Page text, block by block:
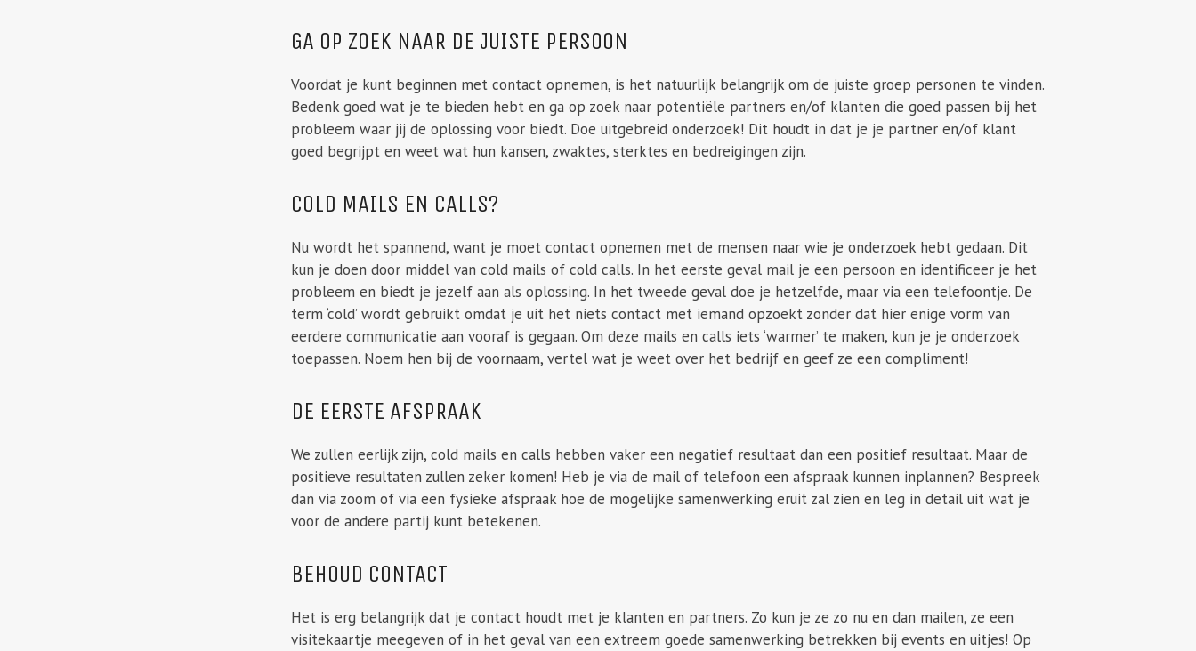
GA OP ZOEK NAAR DE JUISTE PERSOON
Voordat je kunt beginnen met contact opnemen, is het natuurlijk belangrijk om de juiste groep personen te vinden.
Bedenk goed wat je te bieden hebt en ga op zoek naar potentiële partners en/of klanten die goed passen bij het
probleem waar jij de oplossing voor biedt. Doe uitgebreid onderzoek! Dit houdt in dat je je partner en/of klant
goed begrijpt en weet wat hun kansen, zwaktes, sterktes en bedreigingen zijn.
COLD MAILS EN CALLS?
Nu wordt het spannend, want je moet contact opnemen met de mensen naar wie je onderzoek hebt gedaan. Dit
kun je doen door middel van cold mails of cold calls. In het eerste geval mail je een persoon en identificeer je het
probleem en biedt je jezelf aan als oplossing. In het tweede geval doe je hetzelfde, maar via een telefoontje. De
term ‘cold’ wordt gebruikt omdat je uit het niets contact met iemand opzoekt zonder dat hier enige vorm van
eerdere communicatie aan vooraf is gegaan. Om deze mails en calls iets ‘warmer’ te maken, kun je je onderzoek
toepassen. Noem hen bij de voornaam, vertel wat je weet over het bedrijf en geef ze een compliment!
DE EERSTE AFSPRAAK
We zullen eerlijk zijn, cold mails en calls hebben vaker een negatief resultaat dan een positief resultaat. Maar de
positieve resultaten zullen zeker komen! Heb je via de mail of telefoon een afspraak kunnen inplannen? Bespreek
dan via zoom of via een fysieke afspraak hoe de mogelijke samenwerking eruit zal zien en leg in detail uit wat je
voor de andere partij kunt betekenen.
BEHOUD CONTACT
Het is erg belangrijk dat je contact houdt met je klanten en partners. Zo kun je ze zo nu en dan mailen, ze een
visitekaartje meegeven of in het geval van een extreem goede samenwerking betrekken bij events en uitjes! Op